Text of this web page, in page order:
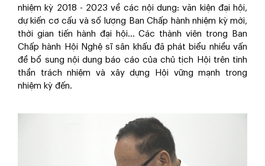
nhiệm kỳ 2018 - 2023 về các nội dung: văn kiện đại hội,
dự kiến cơ cấu và số lượng Ban Chấp hành nhiệm kỳ mới,
thời gian tiến hành đại hội... Các thành viên trong Ban
Chấp hành Hội Nghệ sĩ sân khấu đã phát biểu nhiều vấn
đề bổ sung nội dung báo cáo của chủ tịch Hội trên tinh
thần trách nhiệm và xây dựng Hội vững mạnh trong
nhiệm kỳ đến.